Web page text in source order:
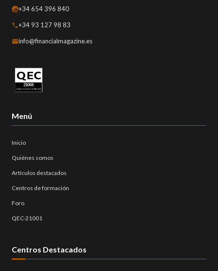
+34 654 396 840
+34 93 127 98 83
info@financialmagazine.es
Menú
Inicio
Quiénes somos
Artículos destacados
Centros de formación
Foro
QEC-21001
Centros Destacados